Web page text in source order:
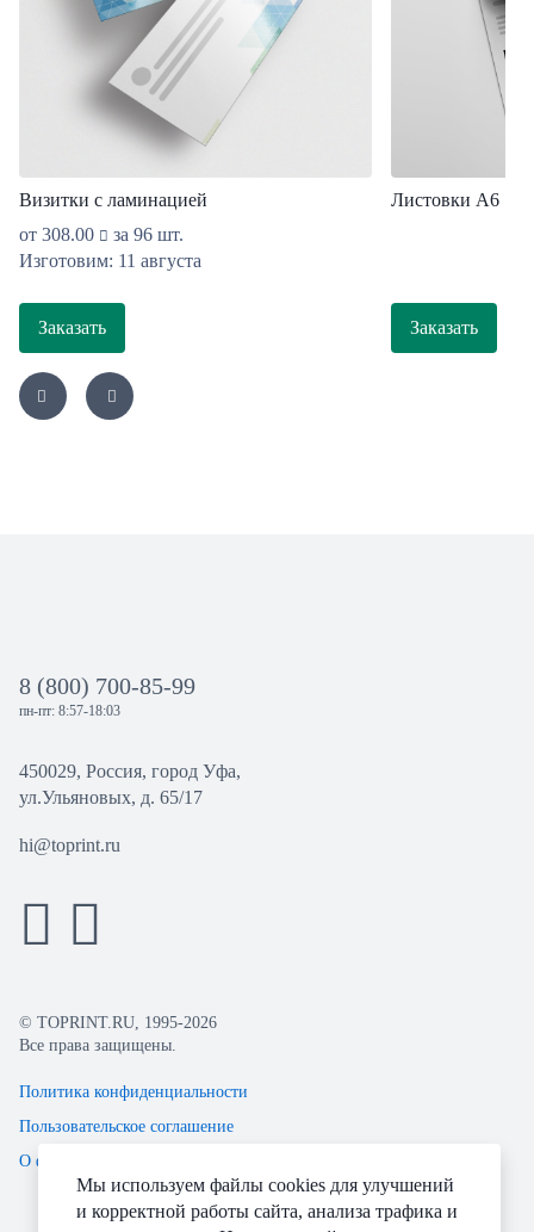
Визитки с ламинацией
от 308.00
за 96 шт.
Изготовим: 11 августа
Заказать
Листовки А6
Заказать
8 (800) 700-85-99
пн-пт: 8:57-18:03
450029, Россия, город Уфа,
ул.Ульяновых, д. 65/17
hi@toprint.ru
© TOPRINT.RU, 1995-2026
Все права защищены.
Политика конфиденциальности
Пользовательское соглашение
О файлах Cookie
Мы используем файлы cookies для улучшений
и корректной работы сайта, анализа трафика и